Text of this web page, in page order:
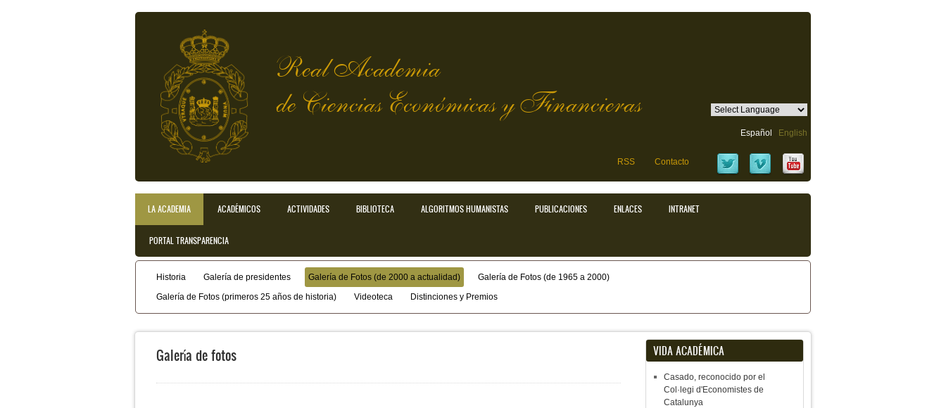
Real Academia
de Ciencias Económicas y Financieras
Español English
RSS Contacto
Menú principal
LA ACADEMIA ACADÉMICOS ACTIVIDADES BIBLIOTECA ALGORITMOS HUMANISTAS PUBLICACIONES ENLACES INTRANET
PORTAL TRANSPARENCIA
Historia Galería de presidentes Galería de Fotos (de 2000 a actualidad)
Galería de Fotos (de 1965 a 2000)
Galería de Fotos (primeros 25 años de historia)
Videoteca Distinciones y Premios
Galería de fotos VIDA ACADÉMICA
Casado, reconocido por el
Col·legi d'Economistes de
Catalunya